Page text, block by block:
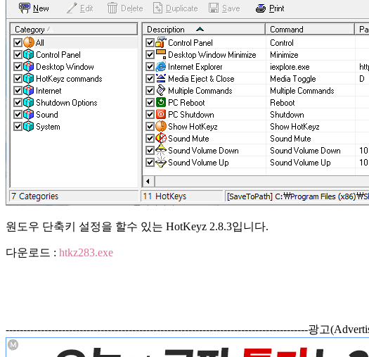
원도우 단축키 설정을 할수 있는 HotKeyz 2.8.3입니다.
다운로드 : htkz283.exe
--------------------------------------------------------------------------------------광고